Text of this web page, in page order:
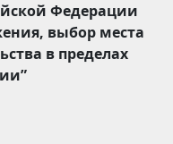
Федерации
выбор места
в пределах